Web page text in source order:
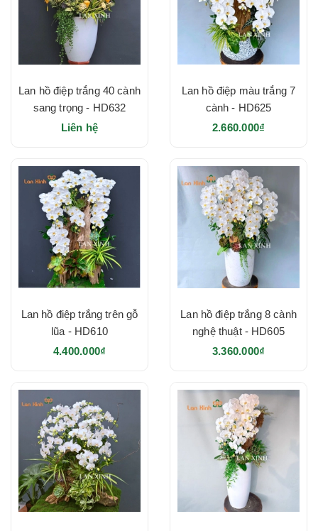
Lan hồ điệp trắng 40 cành
sang trọng - HD632
Liên hệ
Lan hồ điệp màu trắng 7
cành - HD625
2.660.000₫
Lan hồ điệp trắng trên gỗ
lũa - HD610
4.400.000₫
Lan hồ điệp trắng 8 cành
nghệ thuật - HD605
3.360.000₫